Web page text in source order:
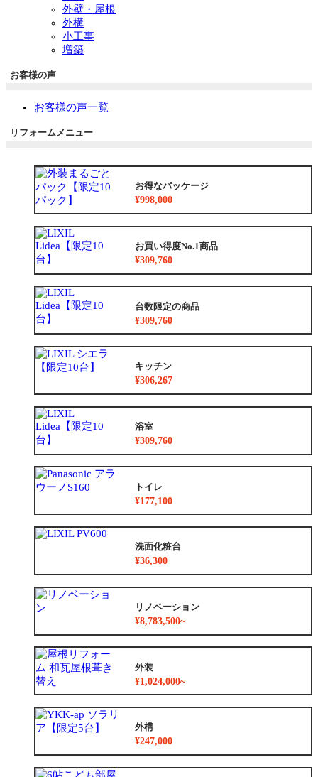
外壁・屋根
外構
小工事
増築
お客様の声
お客様の声一覧
リフォームメニュー
お得なパッケージ
¥998,000
お買い得度No.1商品
¥309,760
台数限定の商品
¥309,760
キッチン
¥306,267
浴室
¥309,760
トイレ
¥177,100
洗面化粧台
¥36,300
リノベーション
¥8,783,500~
外装
¥1,024,000~
外構
¥247,000